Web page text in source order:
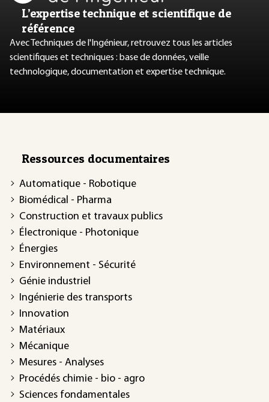
L’expertise technique et scientifique de
référence
Avec Techniques de l'Ingénieur, retrouvez tous les articles
scientifiques et techniques : base de données, veille
technologique, documentation et expertise technique.
Ressources documentaires
Automatique - Robotique
Biomédical - Pharma
Construction et travaux publics
Électronique - Photonique
Énergies
Environnement - Sécurité
Génie industriel
Ingénierie des transports
Innovation
Matériaux
Mécanique
Mesures - Analyses
Procédés chimie - bio - agro
Sciences fondamentales